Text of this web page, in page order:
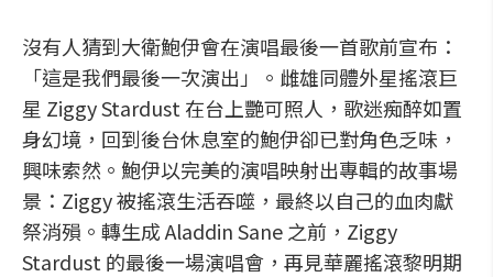
沒有人猜到大衛鮑伊會在演唱最後一首歌前宣布：
「這是我們最後一次演出」。雌雄同體外星搖滾巨
星 Ziggy Stardust 在台上艷可照人，歌迷痴醉如置
身幻境，回到後台休息室的鮑伊卻已對角色乏味，
興味索然。鮑伊以完美的演唱映射出專輯的故事場
景：Ziggy 被搖滾生活吞噬，最終以自己的血肉獻
祭消殞。轉生成 Aladdin Sane 之前，Ziggy
Stardust 的最後一場演唱會，再見華麗搖滾黎明期